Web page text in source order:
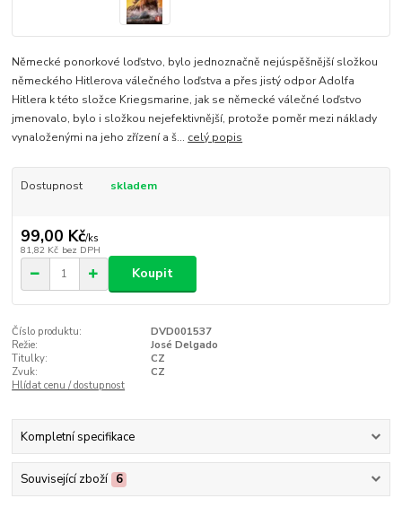
Německé ponorkové loďstvo, bylo jednoznačně nejúspěšnější složkou
německého Hitlerova válečného loďstva a přes jistý odpor Adolfa
Hitlera k této složce Kriegsmarine, jak se německé válečné loďstvo
jmenovalo, bylo i složkou nejefektivnější, protože poměr mezi náklady
vynaloženými na jeho zřízení a š... celý popis
Dostupnost skladem
99,00 Kč/ks
81,82 Kč bez DPH
Koupit
Číslo produktu:
DVD001537
Režie:
José Delgado
Titulky:
CZ
Zvuk:
CZ
Hlídat cenu / dostupnost
Kompletní specifikace
Související zboží 6